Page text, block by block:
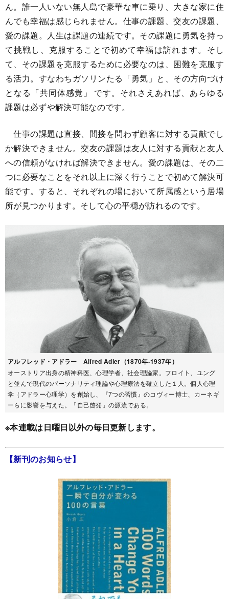
ん。誰一人いない無人島で豪華な車に乗り、大きな家に住
んでも幸福は感じられません。仕事の課題、交友の課題、
愛の課題。人生は課題の連続です。その課題に勇気を持っ
て挑戦し、克服することで初めて幸福は訪れます。そし
て、その課題を克服するために必要なのは、困難を克服す
る活力。すなわちガソリンたる「勇気」と、その方向づけ
となる「共同体感覚」 です。それさえあれば、あらゆる
課題は必ずや解決可能なのです。
仕事の課題は直接、間接を問わず顧客に対する貢献でし
か解決できません。交友の課題は友人に対する貢献と友人
への信頼がなければ解決できません。愛の課題は、その二
つに必要なことをそれ以上に深く行うことで初めて解決可
能です。すると、それぞれの場において所属感という居場
所が見つかります。そして心の平穏が訪れるのです。
アルフレッド・アドラー Alfred Adler（1870年-1937年）
オーストリア出身の精神科医、心理学者、社会理論家。フロイト、ユング
と並んで現代のパーソナリティ理論や心理療法を確立した１人。個人心理
学（アドラー心理学）を創始し、『7つの習慣』のコヴィー博士、カーネギ
ーらに影響を与えた。「自己啓発」の源流である。
※本連載は日曜日以外の毎日更新します。
【新刊のお知らせ】